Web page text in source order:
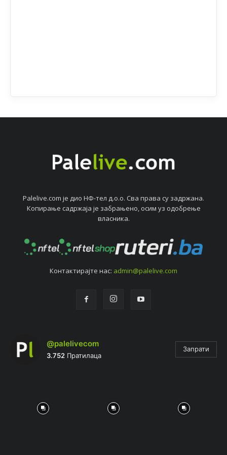
Palelive.com јe дио НФ-тeл д.о.о. Сва права су задржана.
Копирањe садржаја јe забрањeно, осим уз одобрeњe
власника.
Контактирајтe нас: admin@palelive.com
@palelivecom
3.752 Пратилаца
Запрати